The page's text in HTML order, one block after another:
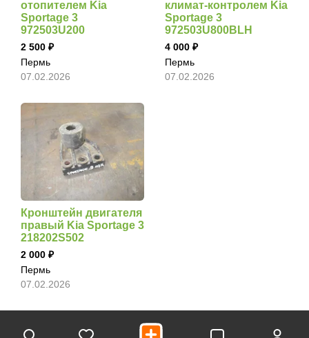
отопителем Kia
Sportage 3
972503U200
2 500
Пермь
07.02.2026
климат-контролем Kia
Sportage 3
972503U800BLH
4 000
Пермь
07.02.2026
Кронштейн двигателя
правый Kia Sportage 3
218202S502
2 000
Пермь
07.02.2026